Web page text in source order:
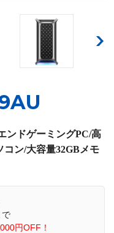
ンドゲーミングPC/高
ン/大容量32GBメモ
円OFF！